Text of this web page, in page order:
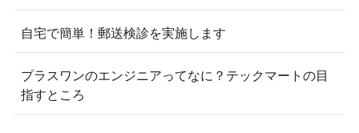
自宅で簡単！郵送検診を実施します
プラスワンのエンジニアってなに？テックマートの目
指すところ